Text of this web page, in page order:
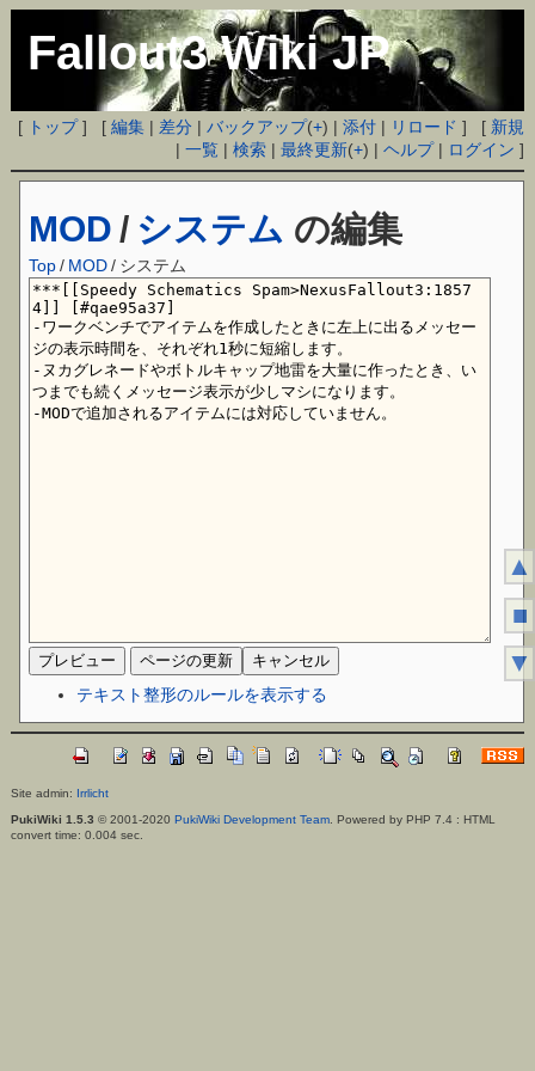
Fallout3 Wiki JP
[ トップ] [編集 | 差分 |バックアップ(+) |添付 | リロード ] [ 新規
|一覧 |検索 |最終更新(+) |ヘルプ| ログイン ]
MOD / システム の編集
Top / MOD/ システム
テキスト整形のルールを表示する
Site admin: Irrlicht
PukiWiki 1.5.3 © 2001-2020 PukiWiki Development Team. Powered by PHP 7.4 : HTML
convert time: 0.004 sec.
▲
■
▼